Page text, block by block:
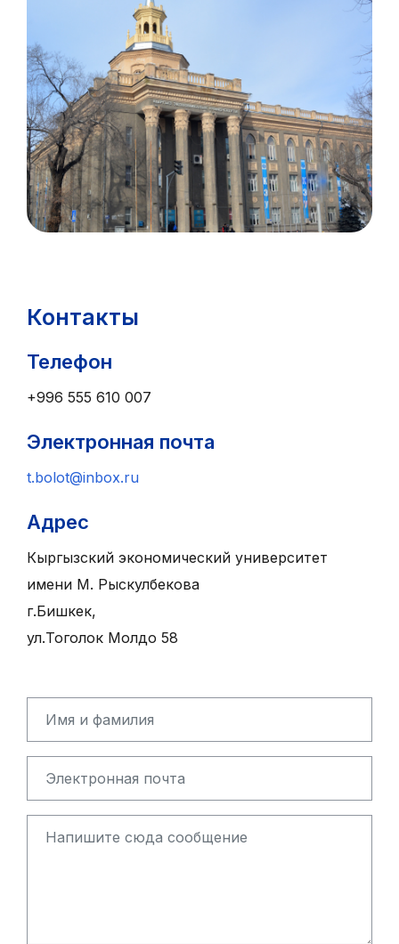
Контакты
Телефон
+996 555 610 007
Электронная почта
t.bolot@inbox.ru
Адрес
Кыргызский экономический университет
имени М. Рыскулбекова
г.Бишкек,
ул.Тоголок Молдо 58